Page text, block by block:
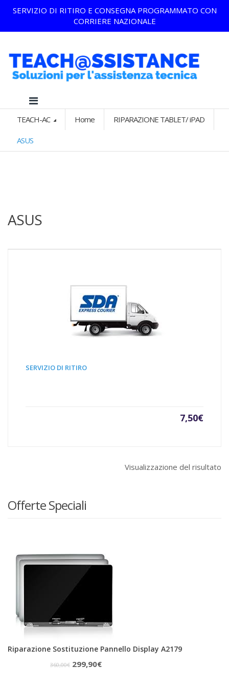
SERVIZIO DI RITIRO E CONSEGNA PROGRAMMATO CON
CORRIERE NAZIONALE
TEACH-AC Home RIPARAZIONE TABLET/ iPAD
ASUS
ASUS
SERVIZIO DI RITIRO
7,50€
Visualizzazione del risultato
Offerte Speciali
Riparazione Sostituzione Pannello Display A2179
360,00€ Il
299,90€Il